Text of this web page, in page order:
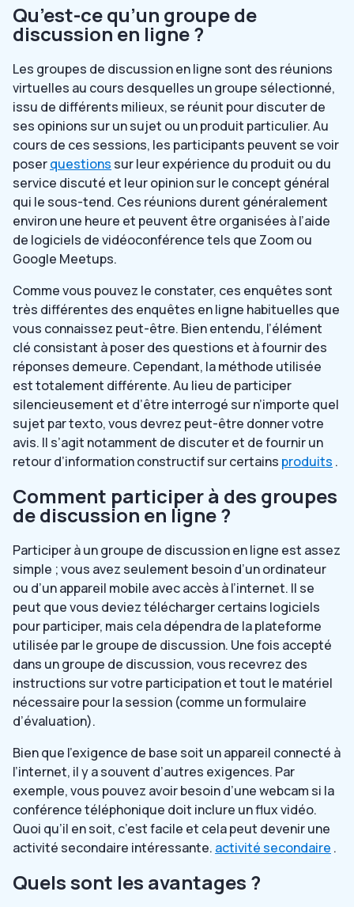
Qu’est-ce qu’un groupe de
discussion en ligne ?
Les groupes de discussion en ligne sont des réunions
virtuelles au cours desquelles un groupe sélectionné,
issu de différents milieux, se réunit pour discuter de
ses opinions sur un sujet ou un produit particulier. Au
cours de ces sessions, les participants peuvent se voir
poserquestions sur leur expérience du produit ou du
service discuté et leur opinion sur le concept général
qui le sous-tend. Ces réunions durent généralement
environ une heure et peuvent être organisées à l’aide
de logiciels de vidéoconférence tels que Zoom ou
Google Meetups.
Comme vous pouvez le constater, ces enquêtes sont
très différentes des enquêtes en ligne habituelles que
vous connaissez peut-être. Bien entendu, l’élément
clé consistant à poser des questions et à fournir des
réponses demeure. Cependant, la méthode utilisée
est totalement différente. Au lieu de participer
silencieusement et d’être interrogé sur n’importe quel
sujet par texto, vous devrez peut-être donner votre
avis. Il s’agit notamment de discuter et de fournir un
retour d’information constructif sur certains produits .
Comment participer à des groupes
de discussion en ligne ?
Participer à un groupe de discussion en ligne est assez
simple ; vous avez seulement besoin d’un ordinateur
ou d’un appareil mobile avec accès à l’internet. Il se
peut que vous deviez télécharger certains logiciels
pour participer, mais cela dépendra de la plateforme
utilisée par le groupe de discussion. Une fois accepté
dans un groupe de discussion, vous recevrez des
instructions sur votre participation et tout le matériel
nécessaire pour la session (comme un formulaire
d’évaluation).
Bien que l’exigence de base soit un appareil connecté à
l’internet, il y a souvent d’autres exigences. Par
exemple, vous pouvez avoir besoin d’une webcam si la
conférence téléphonique doit inclure un flux vidéo.
Quoi qu’il en soit, c’est facile et cela peut devenir une
activité secondaire intéressante. activité secondaire .
Quels sont les avantages ?